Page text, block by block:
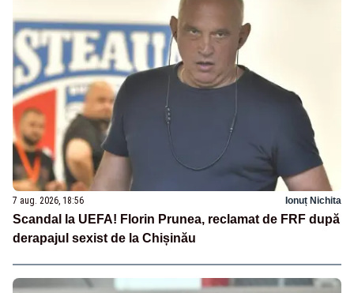
7 aug. 2026, 18:56 Ionuț Nichita
Scandal la UEFA! Florin Prunea, reclamat de FRF după
derapajul sexist de la Chișinău